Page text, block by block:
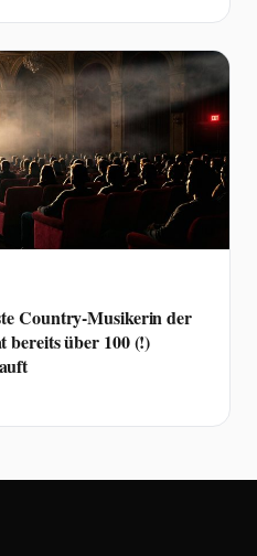
Country-Musikerin der
bereits über 100 (!)